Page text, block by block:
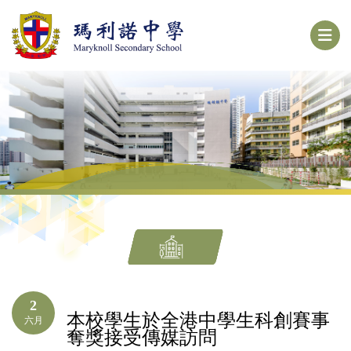
2
六月 本校學生於全港中學生科創賽事
奪獎接受傳媒訪問